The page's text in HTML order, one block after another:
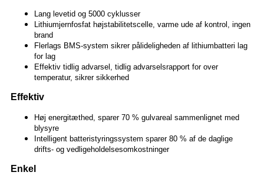
Lang levetid og 5000 cyklusser
Lithiumjernfosfat højstabilitetscelle, varme ude af kontrol, ingen
brand
Flerlags BMS-system sikrer pålideligheden af ​​lithiumbatteri lag
for lag
Effektiv tidlig advarsel, tidlig advarselsrapport for over
temperatur, sikrer sikkerhed
Effektiv
Høj energitæthed, sparer 70 % gulvareal sammenlignet med
blysyre
Intelligent batteristyringssystem sparer 80 % af de daglige
drifts- og vedligeholdelsesomkostninger
Enkel